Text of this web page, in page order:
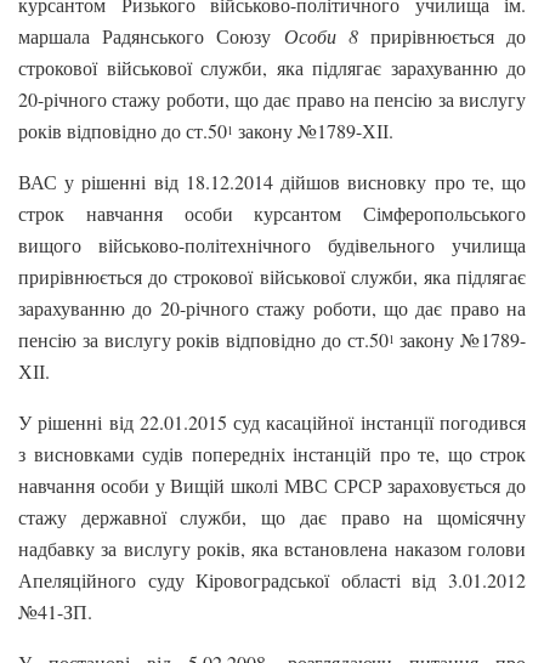
маршала Радянського Союзу Особи 8 прирівнюється до
строкової військової служби, яка підлягає зарахуванню до
20-річного стажу роботи, що дає право на пенсію за вислугу
років відповідно до ст.501 закону №1789-ХІІ.
ВАС у рішенні від 18.12.2014 дійшов висновку про те, що
строк навчання особи курсантом Сімферопольського
вищого військово-політехнічного будівельного училища
прирівнюється до строкової військової служби, яка підлягає
зарахуванню до 20-річного стажу роботи, що дає право на
пенсію за вислугу років відповідно до ст.501 закону №1789-
ХІІ.
У рішенні від 22.01.2015 суд касаційної інстанції погодився
з висновками судів попередніх інстанцій про те, що строк
навчання особи у Вищій школі МВС СРСР зараховується до
стажу державної служби, що дає право на щомісячну
надбавку за вислугу років, яка встановлена наказом голови
Апеляційного суду Кіровоградської області від 3.01.2012
№41-ЗП.